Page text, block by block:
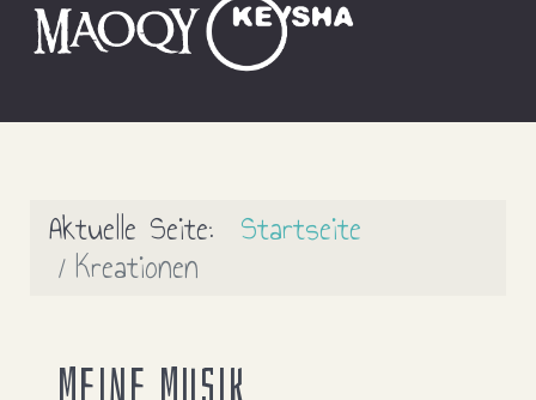
Aktuelle Seite: Startseite
Kreationen